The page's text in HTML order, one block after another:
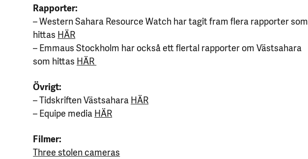
Rapporter:
– Western Sahara Resource Watch har tagit fram flera rapporter som
hittas HÄR
– Emmaus Stockholm har också ett flertal rapporter om Västsahara
som hittas HÄR
Övrigt:
– Tidskriften VästsaharaHÄR
– Equipe mediaHÄR
Filmer:
Three stolen cameras